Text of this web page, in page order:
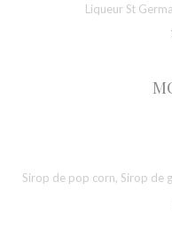
Liqueur St
Sirop de pop corn, Sirop de